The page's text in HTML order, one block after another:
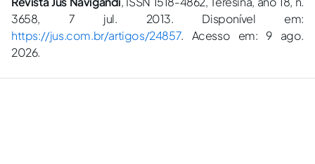
3658, 7 jul. 2013. Disponível em:
https://jus.com.br/artigos/24857. Acesso em: 9 ago.
2026.